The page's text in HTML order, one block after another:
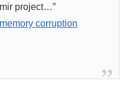
project…”
corruption